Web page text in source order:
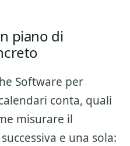
piano di
Software per
conta, quali
misurare il
e una sola: